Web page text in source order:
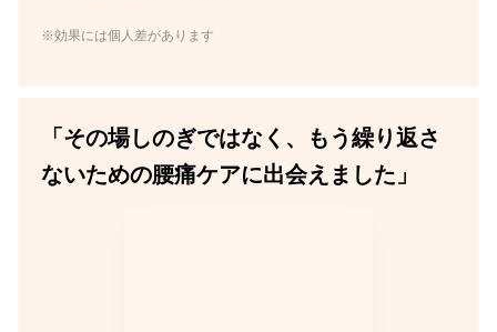
※効果には個人差があります
「その場しのぎではなく、もう繰り返さ
ないための腰痛ケアに出会えました」